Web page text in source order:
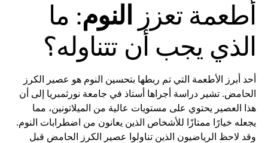
أطعمة تعزز النوم: ما
الذي يجب أن تتناوله؟
أحد أبرز الأطعمة التي تم ربطها بتحسين النوم هو عصير الكرز
الحامض. تشير دراسة أجراها أستاذ في جامعة نورثمبريا إلى أن
هذا العصير يحتوي على مستويات عالية من الميلاتونين، مما
يجعله خيارًا ممتازًا للأشخاص الذين يعانون من اضطرابات النوم.
وقد لاحظ الرياضيون الذين تناولوا عصير الكرز الحامض قبل